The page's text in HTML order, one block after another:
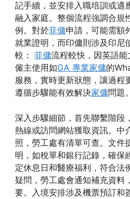
記手續，並安排入職培訓或適
融入家庭。整個流程強調合規
例。對於菲傭申請，可能需額
就業證明，而印傭則涉及印尼
較： 菲傭流程較快，因英語
僱主使用如GA 專業家傭的
服務，實時更新狀態，讓過程
遵循步驟能有效解決家傭問題。
深入步驟細節，首先聯繫階段
熱線或訪問網站獲取資訊。中
照，勞工處有清單可查。文件
明，如稅單和銀行記錄，確保
定休息日和醫療福利，符合法
疑問，勞工處會通知補充資料
要。入境安排涉及機票預訂和